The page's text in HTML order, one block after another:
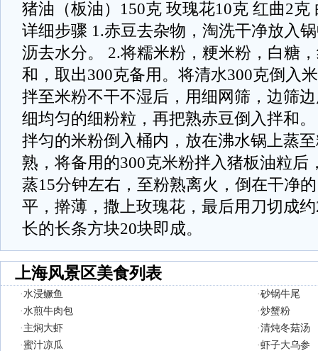
猪油（板油）150克 玫瑰花10克 红曲2克
详细步骤 1.赤豆去杂物，淘洗干净放入
沥去水分。 2.将糯米粉，粳米粉，白糖
和，取出300克备用。将清水300克倒入
拌至米粉不干不湿后，用细网筛，边筛
细均匀的细粉粒，再把熟赤豆倒入拌和
拌匀的米粉倒入桶内，放在沸水锅上蒸
熟，将备用的300克米粉拌入猪板油粒后
蒸15分钟左右，至粉熟离火，倒在干净
平，擀薄，撒上玫瑰花，最后用刀切成
长的长条方块20块即成。
上海风景区美食列表
·水浸鳜鱼 ·砂锅牛尾
·水煎牛肉包 ·炒蟹粉
· 主焖大虾 ·清炖冬菇汤
·蜜汁凉瓜 ·虾子大乌参